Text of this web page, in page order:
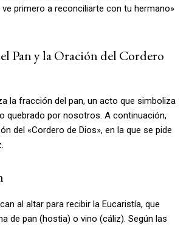
ve primero a reconciliarte con tu hermano»
Pan y la Oración del Cordero
la fracción del pan, un acto que simboliza
quebrado por nosotros. A continuación,
del «Cordero de Dios», en la que se pide
al altar para recibir la Eucaristía, que
de pan (hostia) o vino (cáliz). Según las